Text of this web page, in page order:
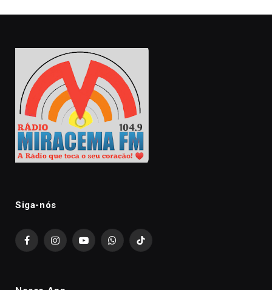
Siga-nós
FacebookInstagramYouTubeWhatsAppTikTok